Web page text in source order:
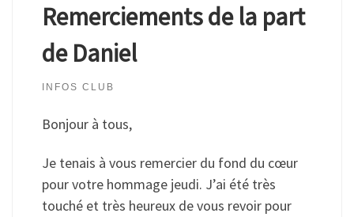
Remerciements de la part
de Daniel
INFOS CLUB
Bonjour à tous,
Je tenais à vous remercier du fond du cœur
pour votre hommage jeudi. J’ai été très
touché et très heureux de vous revoir pour